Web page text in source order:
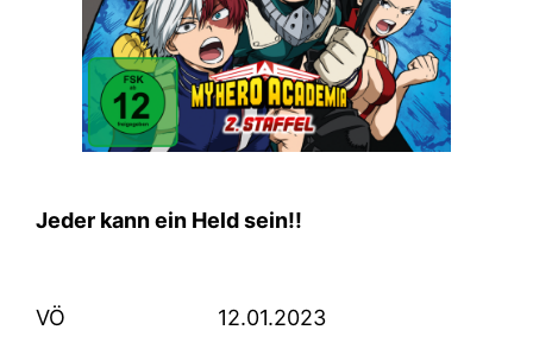
Jeder kann ein Held sein!!
VÖ 12.01.2023